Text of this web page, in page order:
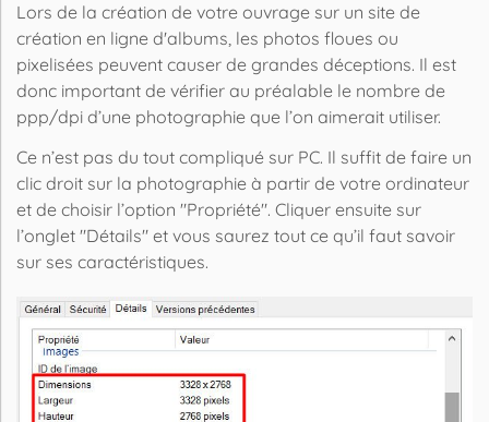
Lors de la création de votre ouvrage sur un site de
création en ligne d'albums, les photos floues ou
pixelisées peuvent causer de grandes déceptions. Il est
donc important de vérifier au préalable le nombre de
ppp/dpi d’une photographie que l’on aimerait utiliser.
Ce n’est pas du tout compliqué sur PC. Il suffit de faire un
clic droit sur la photographie à partir de votre ordinateur
et de choisir l’option "Propriété". Cliquer ensuite sur
l’onglet "Détails" et vous saurez tout ce qu’il faut savoir
sur ses caractéristiques.